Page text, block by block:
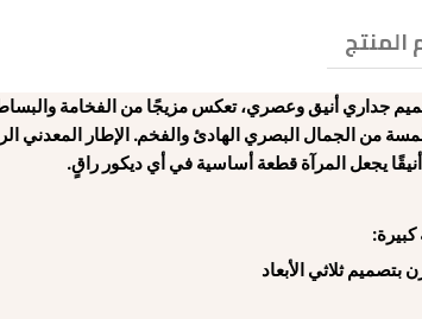
المنتج
جداري أنيق وعصري، تعكس مزيجًا من الفخامة والبساطة
من الجمال البصري الهادئ والفخم. الإطار المعدني
يجعل المرآة قطعة أساسية في أي ديكور راقٍ.
بتصميم ثلاثي الأبعاد